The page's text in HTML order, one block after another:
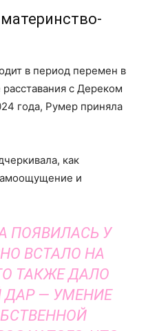
в период перемен в
с Дереком
года, Румер приняла
как
и
ПОЯВИЛАСЬ У
ВСТАЛО НА
ТАКЖЕ ДАЛО
— УМЕНИЕ